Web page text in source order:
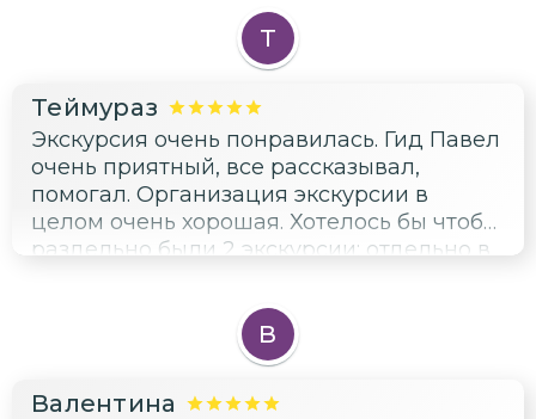
Т
Теймураз
Экскурсия очень понравилась. Гид Павел
очень приятный, все рассказывал,
помогал. Организация экскурсии в
целом очень хорошая. Хотелось бы чтобы
раздельно были 2 экскурсии: отдельно в
из этих мест заслуживает большого
В
Валентина